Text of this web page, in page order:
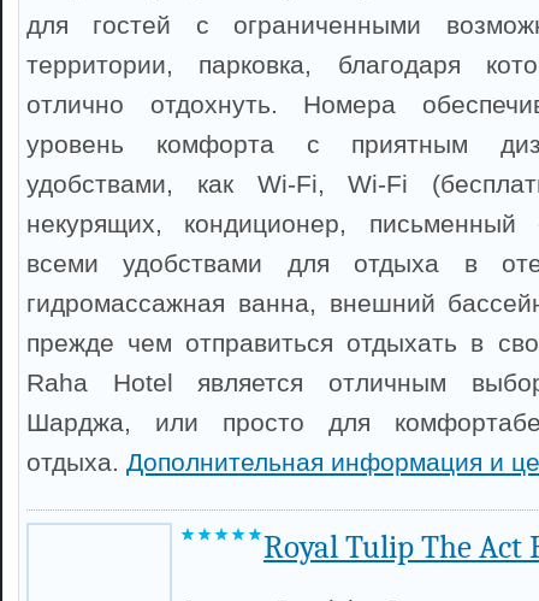
для гостей с ограниченными
территории, парковка, благодаря
отлично отдохнуть. Номера
уровень комфорта с приятным
удобствами, как Wi-Fi, Wi-Fi
некурящих, кондиционер, письменный
всеми удобствами для отдыха в
гидромассажная ванна, внешний
прежде чем отправиться отдыхать в
Raha Hotel является отличным
Шарджа, или просто для
отдыха. Дополнительная информация и
Royal Tulip The Act